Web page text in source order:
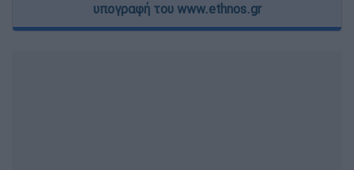
υπογραφή του www.ethnos.gr